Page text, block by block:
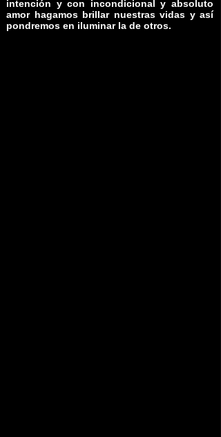
intención y con incondicional y absoluto
amor hagamos brillar nuestras vidas y así
pondremos en iluminar la de otros.